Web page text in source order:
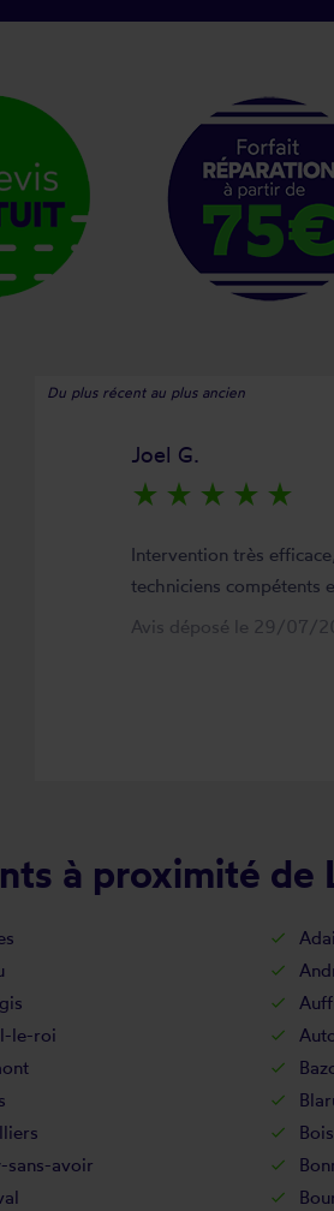
Du plus récent au plus ancien
Joel G.
star_rate star_rate star_rate star_rate star_rate
Intervention très
techniciens compétents
Avis déposé le 29/07/
à proximité de
le-roi
sans-avoir